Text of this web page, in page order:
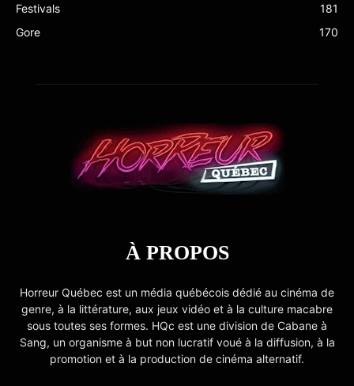
Festivals
181
Gore
170
À PROPOS
Horreur Québec est un média québécois dédié au cinéma de
genre, à la littérature, aux jeux vidéo et à la culture macabre
sous toutes ses formes. HQc est une division de Cabane à
Sang, un organisme à but non lucratif voué à la diffusion, à la
promotion et à la production de cinéma alternatif.